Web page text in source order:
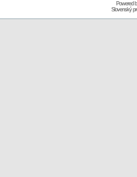
Powered
Slovenský